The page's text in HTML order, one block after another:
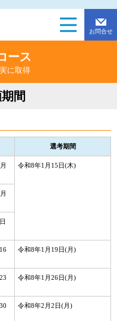
お問合せ
ース
に取得
間
選考期間
令和8年1月15日(木)
令和8年1月19日(月)
令和8年1月26日(月)
令和8年2月2日(月)